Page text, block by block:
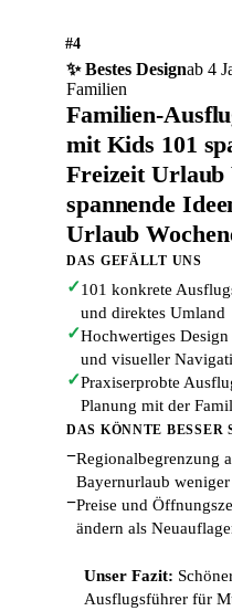
#4
✨ Bestes Designab 4
Familien
Familien-
mit Kids 101
Freizeit Urlaub
spannende
Urlaub
DAS GEFÄLLT UNS
✓101 konkrete
und direktes Umland
✓Hochwertiges
und visueller
✓Praxiserprobte
Planung mit der
DAS KÖNNTE BESSER
−Regionalbegrenzung
Bayernurlaub weniger
−Preise und
ändern als
Unser Fazit:
Ausflugsführer für